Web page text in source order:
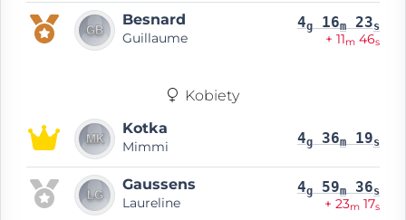
Besnard
Guillaume
4g 16m 23s
+ 11m 46s
Kobiety
Kotka
Mimmi 4g 36m 19s
Gaussens
Laureline
4g 59m 36s
+ 23m 17s